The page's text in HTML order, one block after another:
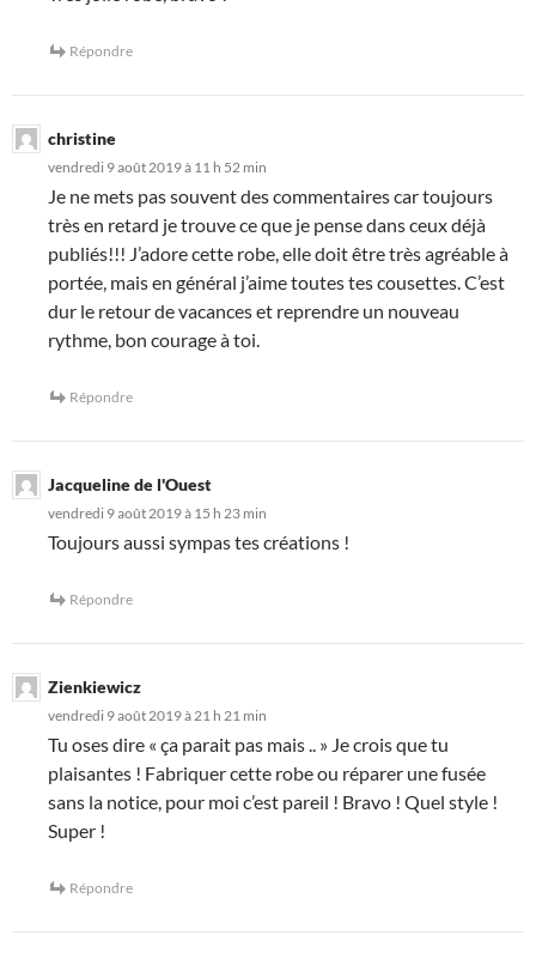
Répondre
christine
vendredi 9 août 2019 à 11 h 52 min
Je ne mets pas souvent des commentaires car toujours
très en retard je trouve ce que je pense dans ceux déjà
publiés!!! J’adore cette robe, elle doit être très agréable à
portée, mais en général j’aime toutes tes cousettes. C’est
dur le retour de vacances et reprendre un nouveau
rythme, bon courage à toi.
Répondre
Jacqueline de l'Ouest
vendredi 9 août 2019 à 15 h 23 min
Toujours aussi sympas tes créations !
Répondre
Zienkiewicz
vendredi 9 août 2019 à 21 h 21 min
Tu oses dire « ça parait pas mais .. » Je crois que tu
plaisantes ! Fabriquer cette robe ou réparer une fusée
sans la notice, pour moi c’est pareil ! Bravo ! Quel style !
Super !
Répondre